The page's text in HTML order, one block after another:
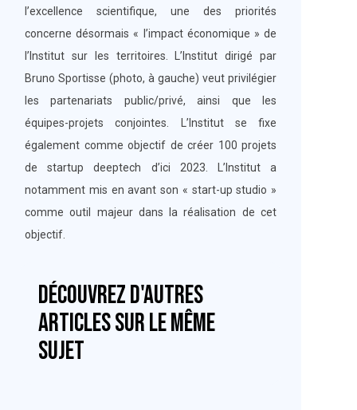
l’excellence scientifique, une des priorités
concerne désormais « l’impact économique » de
l’Institut sur les territoires. L’Institut dirigé par
Bruno Sportisse (photo, à gauche) veut privilégier
les partenariats public/privé, ainsi que les
équipes-projets conjointes. L’Institut se fixe
également comme objectif de créer 100 projets
de startup deeptech d’ici 2023. L’Institut a
notamment mis en avant son « start-up studio »
comme outil majeur dans la réalisation de cet
objectif.
Découvrez d'autres
articles sur le même
sujet